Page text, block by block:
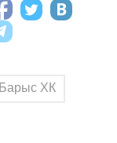
Барыс ХК